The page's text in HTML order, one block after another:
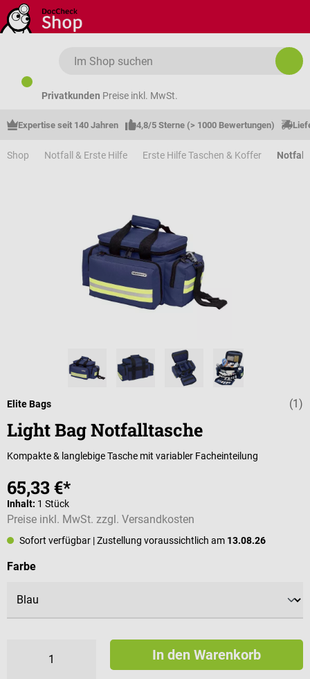
Zum Hauptinhalt springen
Privatkunden Preise inkl. MwSt.
Expertise seit 140 Jahren 4,8/5 Sterne (> 1000 Bewertungen)
Shop Notfall & Erste Hilfe Erste Hilfe Taschen & Koffer
(1)
Elite Bags
Light Bag Notfalltasche
Kompakte & langlebige Tasche mit variabler Facheinteilung
65,33 €*
Inhalt: 1 Stück
Preise inkl. MwSt. zzgl. Versandkosten
Sofort verfügbar | Zustellung voraussichtlich am 13.08.26
Farbeauswählen
In den Warenkorb